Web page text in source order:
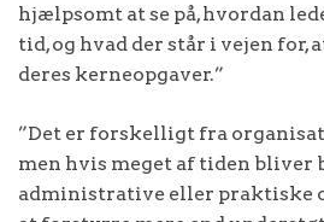
hjælpsomt at se på, hvordan
tid, og hvad der står i vejen for,
deres kerneopgaver.”
”Det er forskelligt fra
men hvis meget af tiden bliver
administrative eller praktiske